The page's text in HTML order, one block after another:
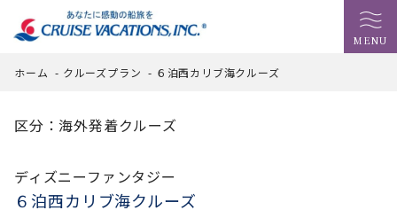
MENU
ホーム - クルーズプラン - ６泊西カリブ海クルーズ
区分：海外発着クルーズ
ディズニーファンタジー
６泊西カリブ海クルーズ